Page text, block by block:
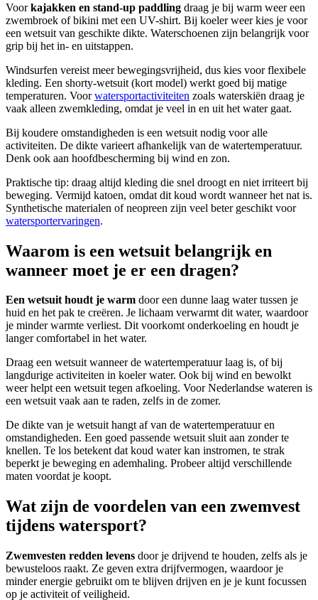
Voorkajakken en stand-up paddling draag je bij warm weer een
zwembroek of bikini met een UV-shirt. Bij koeler weer kies je voor
een wetsuit van geschikte dikte. Waterschoenen zijn belangrijk voor
grip bij het in- en uitstappen.
Windsurfen vereist meer bewegingsvrijheid, dus kies voor flexibele
kleding. Een shorty-wetsuit (kort model) werkt goed bij matige
temperaturen. Voorwatersportactiviteiten zoals waterskiën draag je
vaak alleen zwemkleding, omdat je veel in en uit het water gaat.
Bij koudere omstandigheden is een wetsuit nodig voor alle
activiteiten. De dikte varieert afhankelijk van de watertemperatuur.
Denk ook aan hoofdbescherming bij wind en zon.
Praktische tip: draag altijd kleding die snel droogt en niet irriteert bij
beweging. Vermijd katoen, omdat dit koud wordt wanneer het nat is.
Synthetische materialen of neopreen zijn veel beter geschikt voor
watersportervaringen.
Waarom is een wetsuit belangrijk en
wanneer moet je er een dragen?
Een wetsuit houdt je warm door een dunne laag water tussen je
huid en het pak te creëren. Je lichaam verwarmt dit water, waardoor
je minder warmte verliest. Dit voorkomt onderkoeling en houdt je
langer comfortabel in het water.
Draag een wetsuit wanneer de watertemperatuur laag is, of bij
langdurige activiteiten in koeler water. Ook bij wind en bewolkt
weer helpt een wetsuit tegen afkoeling. Voor Nederlandse wateren is
een wetsuit vaak aan te raden, zelfs in de zomer.
De dikte van je wetsuit hangt af van de watertemperatuur en
omstandigheden. Een goed passende wetsuit sluit aan zonder te
knellen. Te los betekent dat koud water kan instromen, te strak
beperkt je beweging en ademhaling. Probeer altijd verschillende
maten voordat je koopt.
Wat zijn de voordelen van een zwemvest
tijdens watersport?
Zwemvesten redden levens door je drijvend te houden, zelfs als je
bewusteloos raakt. Ze geven extra drijfvermogen, waardoor je
minder energie gebruikt om te blijven drijven en je je kunt focussen
op je activiteit of veiligheid.